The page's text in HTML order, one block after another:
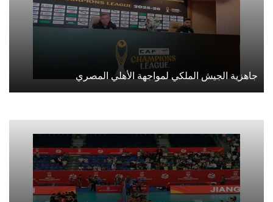
جاهزية الجيش الملكي لمواجهة الأهلي المصري